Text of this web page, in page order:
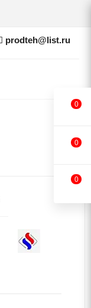
prodteh@list.ru
0
0
0